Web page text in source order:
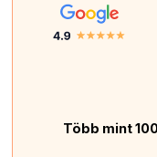
Több mint